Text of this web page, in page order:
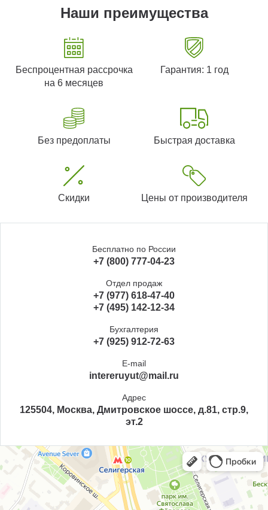
Наши преимущества
Беспроцентная рассрочка
на 6 месяцев
Гарантия: 1 год
Без предоплаты Быстрая доставка
Скидки Цены от производителя
Бесплатно по России
+7 (800) 777-04-23
Отдел продаж
+7 (977) 618-47-40
+7 (495) 142-12-34
Бухгалтерия
+7 (925) 912-72-63
E-mail
intereruyut@mail.ru
Адрес
125504, Москва, Дмитровское шоссе, д.81, стр.9,
эт.2